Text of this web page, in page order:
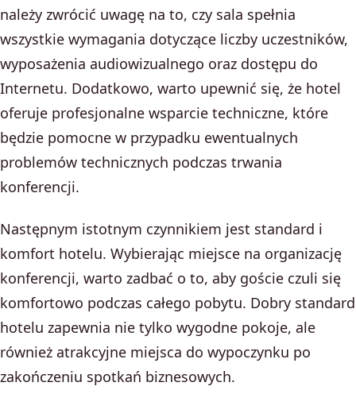
należy zwrócić uwagę na to, czy sala spełnia
wszystkie wymagania dotyczące liczby uczestników,
wyposażenia audiowizualnego oraz dostępu do
Internetu. Dodatkowo, warto upewnić się, że hotel
oferuje profesjonalne wsparcie techniczne, które
będzie pomocne w przypadku ewentualnych
problemów technicznych podczas trwania
konferencji.
Następnym istotnym czynnikiem jest standard i
komfort hotelu. Wybierając miejsce na organizację
konferencji, warto zadbać o to, aby goście czuli się
komfortowo podczas całego pobytu. Dobry standard
hotelu zapewnia nie tylko wygodne pokoje, ale
również atrakcyjne miejsca do wypoczynku po
zakończeniu spotkań biznesowych.